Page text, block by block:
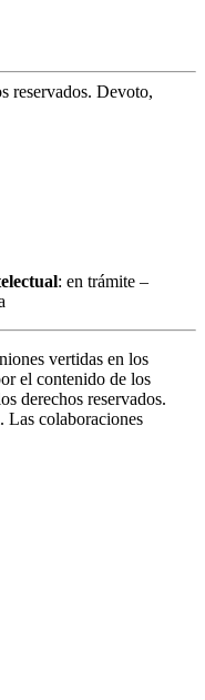
reservados. Devoto,
: en trámite –
vertidas en los
el contenido de los
derechos reservados.
Las colaboraciones